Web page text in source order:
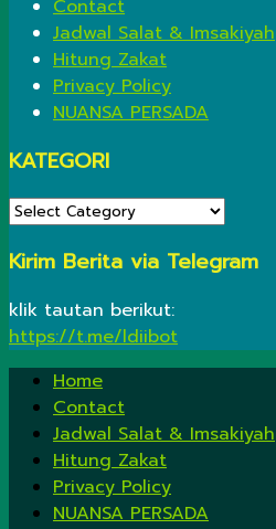
Contact
Jadwal Salat & Imsakiyah
Hitung Zakat
Privacy Policy
NUANSA PERSADA
KATEGORI
KATEGORI
Kirim Berita via Telegram
klik tautan berikut:
https://t.me/ldiibot
Home
Contact
Jadwal Salat & Imsakiyah
Hitung Zakat
Privacy Policy
NUANSA PERSADA